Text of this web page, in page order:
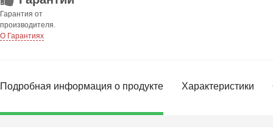
Гарантия от
производителя.
О Гарантиях
Подробная информация о продукте Характеристики